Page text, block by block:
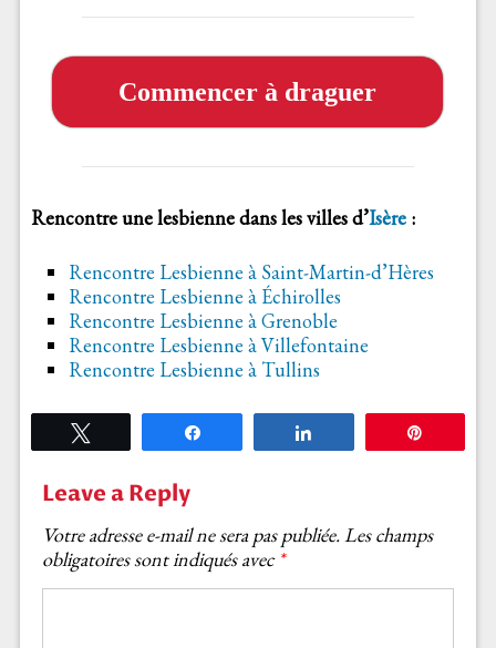
Commencer à draguer
Rencontre une lesbienne dans les villes d’Isère:
Rencontre Lesbienne à Saint-Martin-d’Hères
Rencontre Lesbienne à Échirolles
Rencontre Lesbienne à Grenoble
Rencontre Lesbienne à Villefontaine
Rencontre Lesbienne à Tullins
Leave a Reply
Votre adresse e-mail ne sera pas publiée.Les champs
obligatoires sont indiqués avec *